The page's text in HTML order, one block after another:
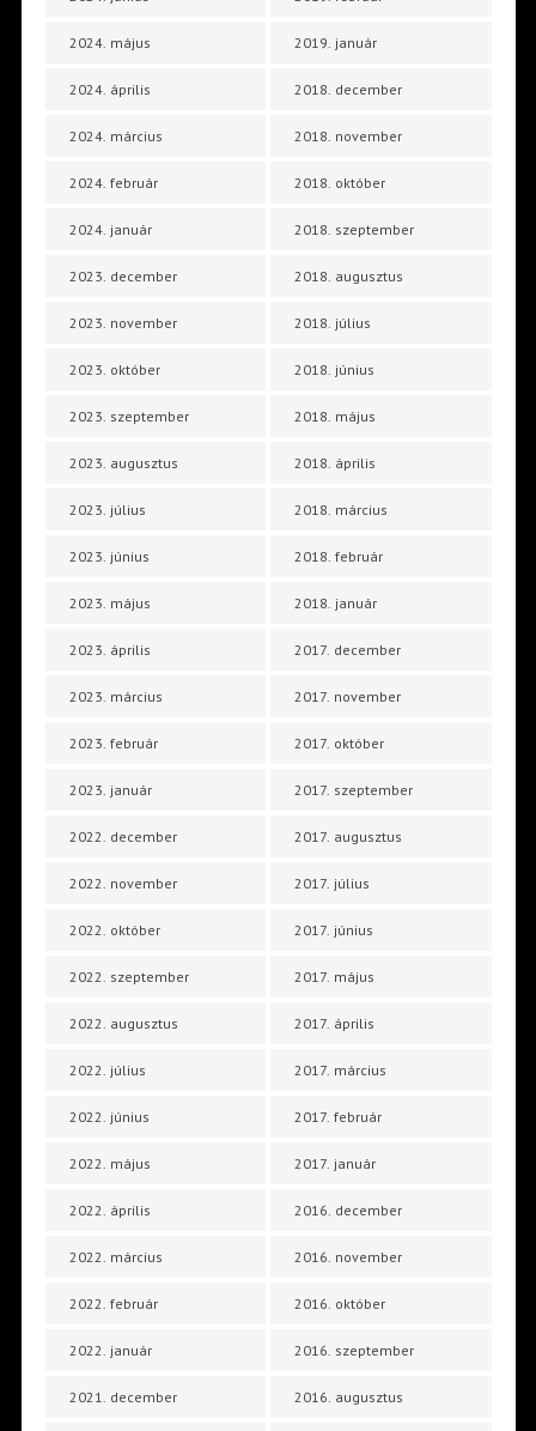
2024. május
2024. április
2024. március
2024. február
2024. január
2023. december
2023. november
2023. október
2023. szeptember
2023. augusztus
2023. július
2023. június
2023. május
2023. április
2023. március
2023. február
2023. január
2022. december
2022. november
2022. október
2022. szeptember
2022. augusztus
2022. július
2022. június
2022. május
2022. április
2022. március
2022. február
2022. január
2021. december
2019. január
2018. december
2018. november
2018. október
2018. szeptember
2018. augusztus
2018. július
2018. június
2018. május
2018. április
2018. március
2018. február
2018. január
2017. december
2017. november
2017. október
2017. szeptember
2017. augusztus
2017. július
2017. június
2017. május
2017. április
2017. március
2017. február
2017. január
2016. december
2016. november
2016. október
2016. szeptember
2016. augusztus